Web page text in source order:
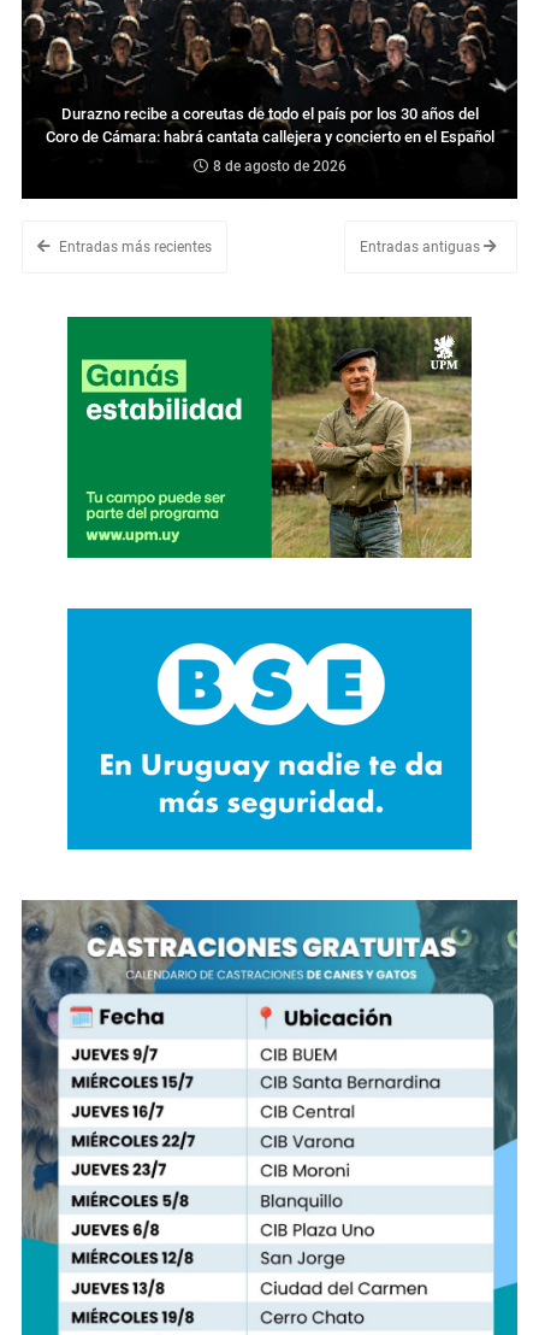
Durazno recibe a coreutas de todo el país por los 30 años del
Coro de Cámara: habrá cantata callejera y concierto en el Español
8 de agosto de 2026
Entradas más recientes Entradas antiguas